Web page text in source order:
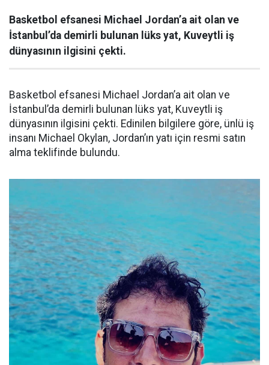
Basketbol efsanesi Michael Jordan’a ait olan ve
İstanbul’da demirli bulunan lüks yat, Kuveytli iş
dünyasının ilgisini çekti.
Basketbol efsanesi Michael Jordan’a ait olan ve
İstanbul’da demirli bulunan lüks yat, Kuveytli iş
dünyasının ilgisini çekti. Edinilen bilgilere göre, ünlü iş
insanı Michael Okylan, Jordan’ın yatı için resmi satın
alma teklifinde bulundu.